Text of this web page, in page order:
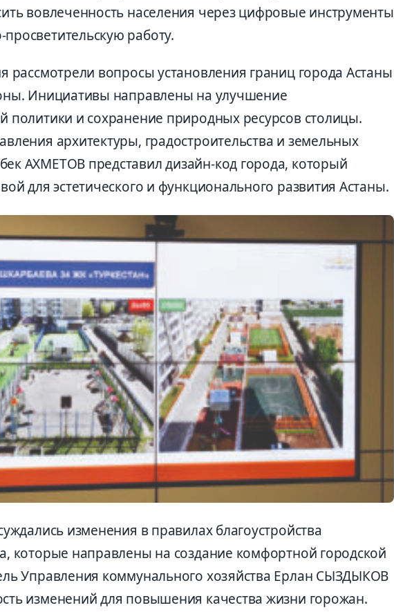
вовлеченность населения через цифровые инструменты
работу.
рассмотрели вопросы установления границ города Астаны
Инициативы направлены на улучшение
политики и сохранение природных ресурсов столицы.
архитектуры, градостроительства и земельных
АХМЕТОВ представил дизайн-код города, который
для эстетического и функционального развития Астаны.
изменения в правилах благоустройства
которые направлены на создание комфортной городской
Управления коммунального хозяйства Ерлан СЫЗДЫКОВ
изменений для повышения качества жизни горожан.